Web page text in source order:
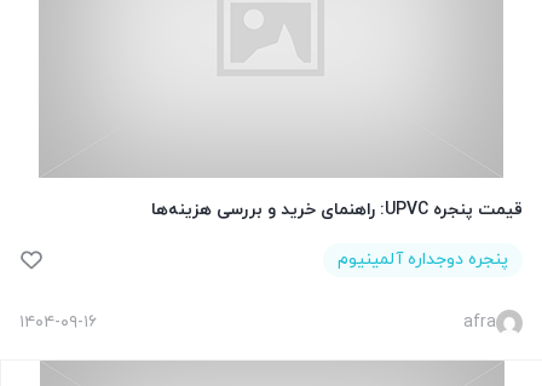
قیمت پنجره UPVC: راهنمای خرید و بررسی هزینه‌ها
پنجره دوجداره آلمینیوم
afra ۱۴۰۴-۰۹-۱۶